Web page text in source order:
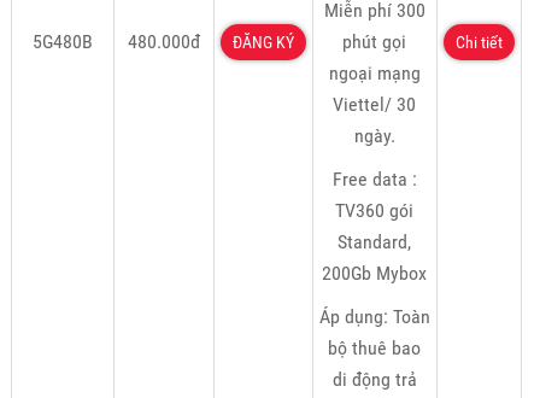
5G480B 480.000đ ĐĂNG KÝ
Miễn phí 300
phút gọi
ngoại mạng
Viettel/ 30
ngày.
Free data :
TV360 gói
Standard,
200Gb Mybox
Áp dụng: Toàn
bộ thuê bao
di động trả
Chi tiết